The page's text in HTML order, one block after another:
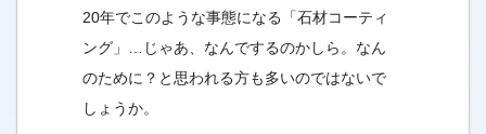
20年でこのような事態になる「石材コーティ
ング」…じゃあ、なんでするのかしら。なん
のために？と思われる方も多いのではないで
しょうか。